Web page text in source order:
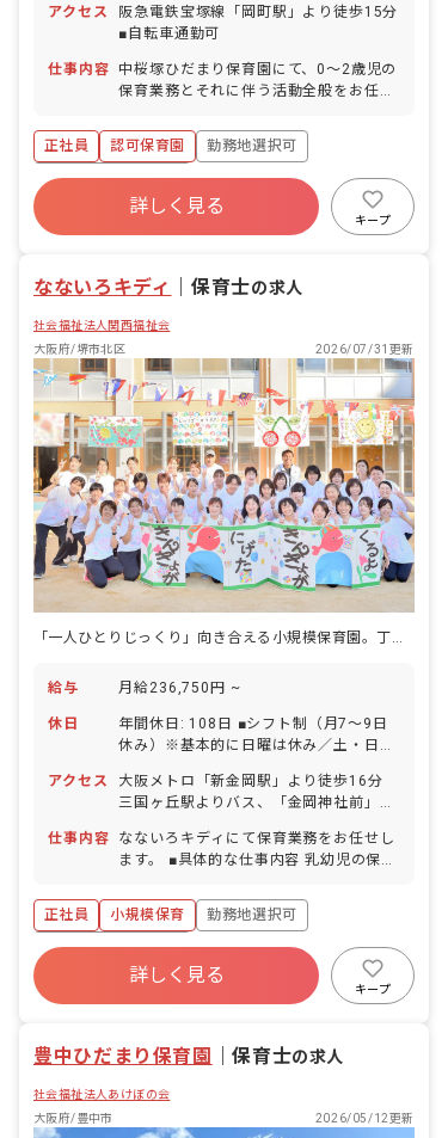
付与／1時間単位で取得可／5日以上の連
休取得可） ■産前産後・育児休暇（復帰
率100％） ■介護・看護休暇 ■慶弔休暇
アクセス
阪急電鉄宝塚線「岡町駅」より徒歩15分
■自転車通勤可
仕事内容
中桜塚ひだまり保育園にて、0〜2歳児の
保育業務とそれに伴う活動全般をお任せ
正社員
認可保育園
勤務地選択可
ボーナス・賞与あり
寮・住宅・家賃補助あり
社会保険完備
昇給昇進あり
詳しく見る
キープ
なないろキディ ｜保育士の求人
社会福祉法人関西福祉会
大阪府/堺市北区
2026/07/31更新
「一人ひとりじっくり」向き合える小規模保育園。丁寧な保育をしませんか？
給与 月給236,750円 ~
休日
年間休日: 108日 ■シフト制（月7～9日
休み）※基本的に日曜は休み／土・日・
始休暇（6日間） ■有給休暇（取得率
90％） ■慶弔休暇 ■産前産後・育児休暇
（取得率100％・復帰率100％）
アクセス
大阪メトロ「新金岡駅」より徒歩16分
三国ヶ丘駅よりバス、「金岡神社前」バ
輪場完備）
仕事内容
なないろキディにて保育業務をお任せし
ます。 ■具体的な仕事内容 乳幼児の保
行動カリキュラム作成 ・日誌、連絡帳記
入 ・園内外保育研修、各講習会へ参加
・保育室清掃、園庭清掃など ・週案、月
案の作成 ・地域貢献活動
正社員 小規模保育
勤務地選択可
ボーナス・賞与あり
寮・住宅・家賃補助あり
社会保険完備
残業少なめ
詳しく見る
キープ
豊中ひだまり保育園 ｜保育士の求人
社会福祉法人あけぼの会
大阪府/豊中市
2026/05/12更新